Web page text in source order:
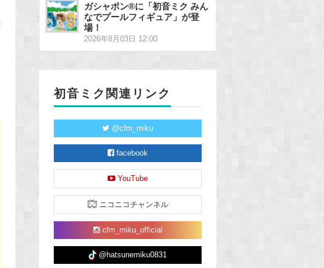
ガシャポン®に「初音ミク みん
なでプールフィギュア」が登
場！
2026年8月03日 12:00
初音ミク関連リンク
@cfm_miku
facebook
YouTube
ニコニコチャンネル
cfm_miku_official
@hatsunemiku0831